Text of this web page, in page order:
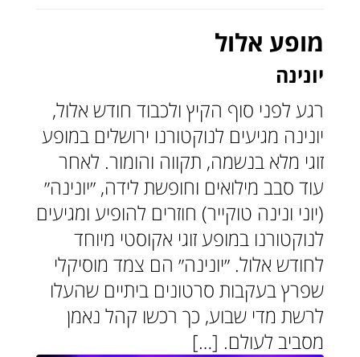
מופע אלול
יונינה
רגע לפני סוף הקיץ ולכבוד חודש אלול,
יונינה מגיעים לנוקטורנו ירושלים במופע
זוגי מלא בנשמה, תקווה והומור. לאחר
עוד סבב מילואים וחופשת לידה, ״יונינה״
(יוני ונינה טוקייר) חוזרים להופיע ומגיעים
לנוקטורנו במופע זוגי אקוסטי מיוחד
לחודש אלול. ״יונינה״ הם צמד מוסיקלי
שפרץ בעקבות סרטונים ביתיים שהעלו
לרשת מדי שבוע, כך רכשו קהל נאמן
מסביב לעולם. […]